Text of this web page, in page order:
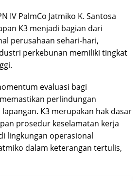
IV PalmCo Jatmiko K. Santosa
K3 menjadi bagian dari
perusahaan sehari-hari,
perkebunan memiliki tingkat
evaluasi bagi
perlindungan
K3 merupakan hak dasar
prosedur keselamatan kerja
lingkungan operasional
dalam keterangan tertulis,